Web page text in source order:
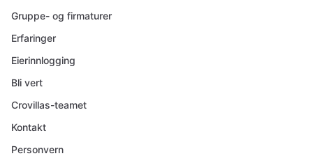
Gruppe- og firmaturer
Erfaringer
Eierinnlogging
Bli vert
Crovillas-teamet
Kontakt
Personvern